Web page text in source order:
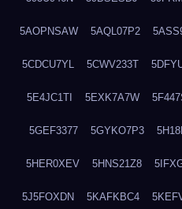
5AOPNSAW 5AQL07P2
5CDCU7YL 5CWV233T
5E4JC1TI 5EXK7A7W
5GEF3377 5GYKO7P3
5HER0XEV 5HNS21Z8
5J5FOXDN 5KAFKBC4